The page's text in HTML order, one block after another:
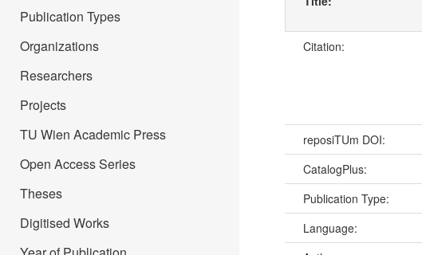
Publication Types
Organizations
Researchers
Projects
TU Wien Academic Press
Open Access Series
Theses
Digitised Works
Citation:
reposiTUm DOI:
CatalogPlus:
Publication Type:
Language: